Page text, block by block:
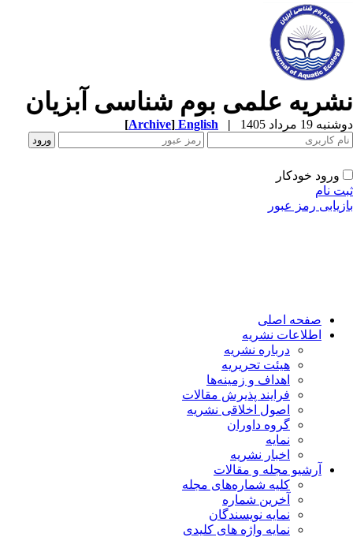
علمی بوم شناسی آبزیان
19 مرداد 1405 |
English
[Archive]
ورود خودکار
نام
رمز عبور
صفحه اصلی
اطلاعات نشریه
درباره نشریه
هیئت تحریریه
اهداف و زمینه‌ها
فرایند پذیرش مقالات
اصول اخلاقی نشریه
گروه داوران
نمایه
اخبار نشریه
آرشیو مجله و مقالات
کلیه شماره‌های مجله
آخرین شماره
نمایه نویسندگان
نمایه واژه های کلیدی